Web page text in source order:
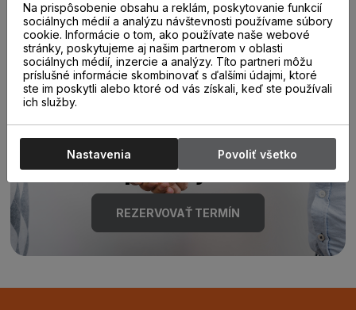
Poraďte sa s
odborníkom u nás na
predajni.
REZERVOVAŤ TERMÍN
Na prispôsobenie obsahu a reklám, poskytovanie funkcií
sociálnych médií a analýzu návštevnosti používame súbory
cookie. Informácie o tom, ako používate naše webové
stránky, poskytujeme aj našim partnerom v oblasti
sociálnych médií, inzercie a analýzy. Títo partneri môžu
príslušné informácie skombinovať s ďalšími údajmi, ktoré
ste im poskytli alebo ktoré od vás získali, keď ste používali
ich služby.
Nastavenia Povoliť všetko